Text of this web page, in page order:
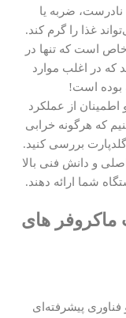
نادرست، ضربه یا
غذا را گرم کند.
خاص است که تنها در
که در اغلب موارد
بوده است!
از عملکرد
که هرگونه خرابی
بررسی کنید.
و دانش فنی بالا
شما ارائه دهند.
های
فناوری پیشرفته‌ای